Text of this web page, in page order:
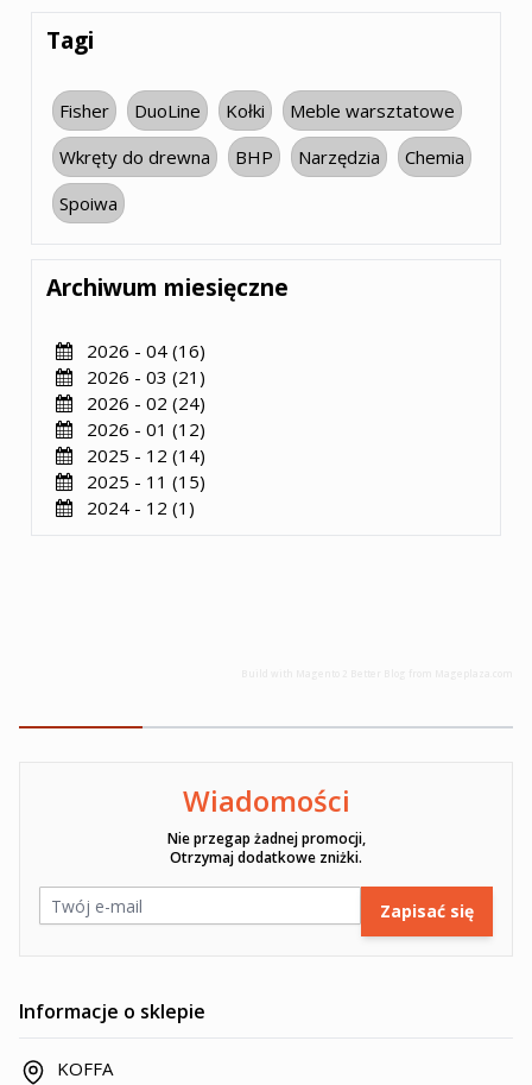
Tagi
Fisher DuoLine Kołki
Meble warsztatowe
Wkręty do drewna
BHP Narzędzia
Chemia
Spoiwa
Archiwum miesięczne
2026 - 04 (16)
2026 - 03 (21)
2026 - 02 (24)
2026 - 01 (12)
2025 - 12 (14)
2025 - 11 (15)
2024 - 12 (1)
Wiadomości
Nie przegap żadnej promocji,
Otrzymaj dodatkowe zniżki.
Zapisać się
Ten formularz jest chroniony przez reCAPTCHA -
Informacje o sklepie
KOFFA